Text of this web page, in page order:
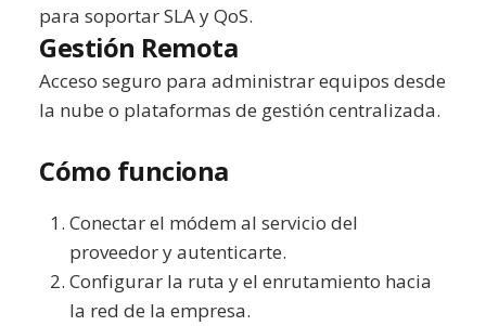
para soportar SLA y QoS.
Gestión Remota
Acceso seguro para administrar equipos desde
la nube o plataformas de gestión centralizada.
Cómo funciona
Conectar el módem al servicio del
proveedor y autenticarte.
Configurar la ruta y el enrutamiento hacia
la red de la empresa.